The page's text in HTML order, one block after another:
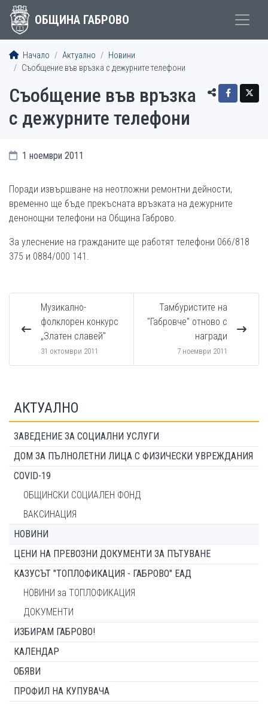
ОБЩИНА ГАБРОВО
Начало Актуално
Новини
Съобщение във връзка с дежурните телефони
Съобщение във връзка
с дежурните телефони
1 ноември 2011
Поради извършване на неотложни ремонтни дейности,
временно ще бъде прекъсната връзката на дежурните
денонощни телефони на Община Габрово.
За улеснение на гражданите ще работят телефони 066/818
375 и 0884/000 141.
Музикално-
фолклорен конкурс
„Златен славей"
31 октомври 2011
Тамбуристите на
"Габровче" отново с
награди
7 ноември 2011
АКТУАЛНО
ЗАВЕДЕНИЕ ЗА СОЦИАЛНИ УСЛУГИ
ДОМ ЗА ПЪЛНОЛЕТНИ ЛИЦА С ФИЗИЧЕСКИ УВРЕЖДАНИЯ
COVID-19
ОБЩИНСКИ СОЦИАЛЕН ФОНД
ВАКСИНАЦИЯ
НОВИНИ
ЦЕНИ НА ПРЕВОЗНИ ДОКУМЕНТИ ЗА ПЪТУВАНЕ
КАЗУСЪТ "ТОПЛОФИКАЦИЯ - ГАБРОВО" ЕАД
НОВИНИ за ТОПЛОФИКАЦИЯ
ДОКУМЕНТИ
ИЗБИРАМ ГАБРОВО!
КАЛЕНДАР
ОБЯВИ
ПРОФИЛ НА КУПУВАЧА